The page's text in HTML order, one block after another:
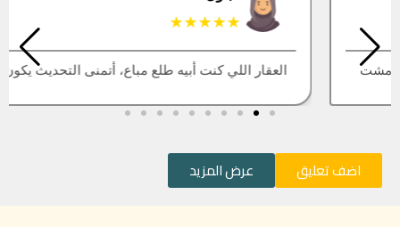
★★★★★
العقار اللي كنت أبيه طلع مباع، أتمنى التحديث يكون أسرع
اضف تعليق عرض المزيد